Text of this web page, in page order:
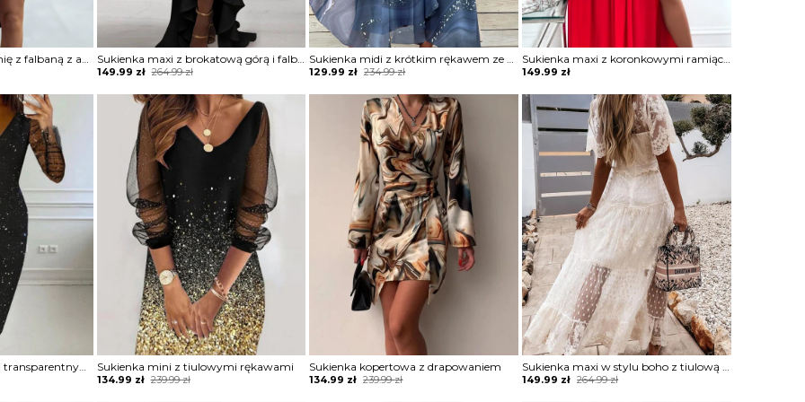
Sukienka na jedno ramię z falbaną z asymetrycznym dołem Sukienka maxi z brokatową górą i falbaną
264.99zł
Original
was:
264.99 zł.
149.99 zł
Current
is:
149.99 zł.
Sukienka midi z krótkim rękawem ze zwiewnego materiału
234.99zł
Original
was:
129.99 zł
Current
is:
Sukienka maxi z koronkowymi ramiączkami
149.99 zł
Sukienka z brokatem i transparentnymi rękawami Sukienka mini z tiulowymi rękawami
239.99zł
Original
134.99 zł
Current
Sukienka kopertowa z drapowaniem
239.99zł
Original
134.99 zł
Current
Sukienka maxi w stylu boho z tiulową warstwą
264.99zł
Original
149.99 zł
Current